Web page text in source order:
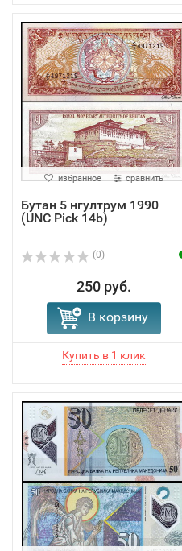
избранное сравнить
Бутан 5 нгултрум 1990
(UNC Pick 14b)
(0)
250 руб.
В корзину